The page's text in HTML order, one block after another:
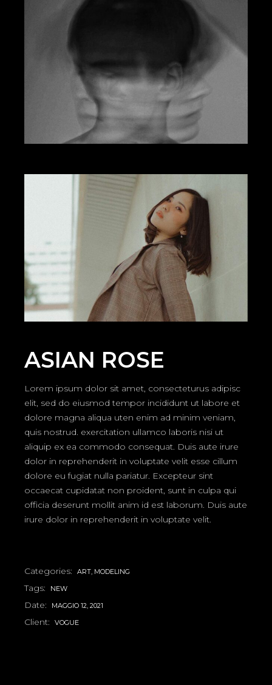
ASIAN ROSE
Lorem ipsum dolor sit amet, consecteturus adipisc
elit, sed do eiusmod tempor incididunt ut labore et
dolore magna aliqua uten enim ad minim veniam,
quis nostrud. exercitation ullamco laboris nisi ut
aliquip ex ea commodo consequat. Duis aute irure
dolor in reprehenderit in voluptate velit esse cillum
dolore eu fugiat nulla pariatur. Excepteur sint
occaecat cupidatat non proident, sunt in culpa qui
officia deserunt mollit anim id est laborum. Duis aute
irure dolor in reprehenderit in voluptate velit.
Categories: ART MODELING
Tags: NEW
Date: MAGGIO 12, 2021
Client: VOGUE